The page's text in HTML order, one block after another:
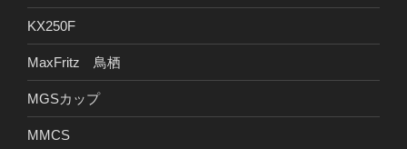
KX250F
MaxFritz 鳥栖
MGSカップ
MMCS